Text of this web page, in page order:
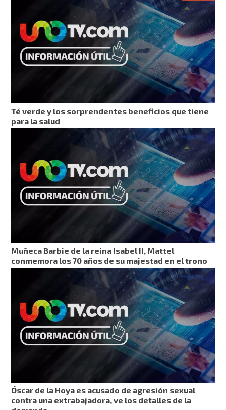
Té verde y los sorprendentes beneficios que tiene
para la salud
Muñeca Barbie de la reina Isabel II, Mattel
conmemora los 70 años de su majestad en el trono
Óscar de la Hoya es acusado de agresión sexual
contra una extrabajadora, ve los detalles de la